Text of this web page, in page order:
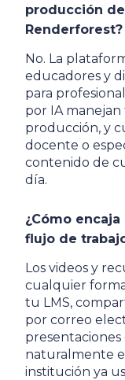
producción
Renderforest?
No. La
educadores y
para
por IA manejan
producción, y
docente o
contenido de
día.
¿Cómo
flujo de
Los videos y
cualquier
tu LMS,
por correo
naturalmente
institución ya